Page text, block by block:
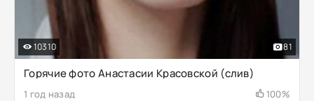
Горячие фото Анастасии Красовской (слив)
1 год назад 100%
10310 81